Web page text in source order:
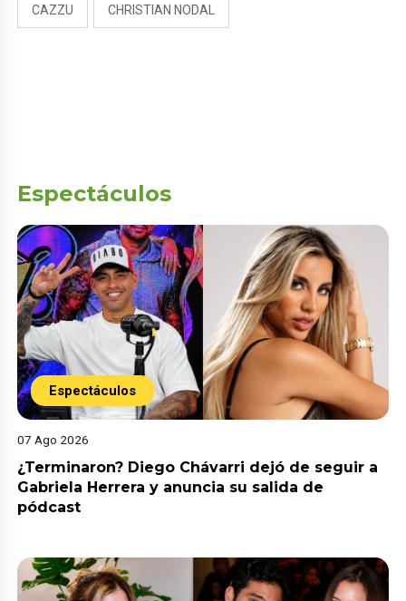
CAZZU CHRISTIAN NODAL
Espectáculos
Espectáculos
07 Ago 2026
¿Terminaron? Diego Chávarri dejó de seguir a
Gabriela Herrera y anuncia su salida de
pódcast